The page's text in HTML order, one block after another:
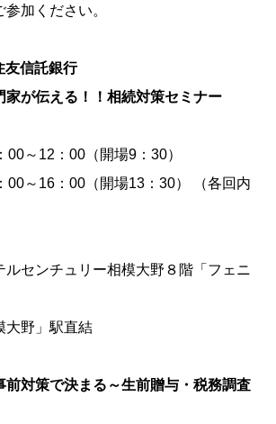
加ください。
友信託銀行
家が伝える！！相続対策セミナー
00～12：00（開場9：30）
00～16：00（開場13：30） （各回内
ルセンチュリー相模大野８階「フェニ
野」駅直結
対策で決まる～生前贈与・税務調査